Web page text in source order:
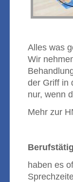
Alles was
Wir
der Griff in
nur, wenn
Mehr zur
haben es